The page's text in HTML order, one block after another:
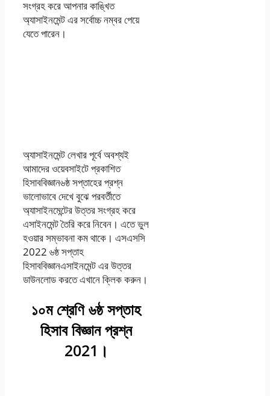
সংগ্রহ করে আপনার কাঙ্খিত
অ্যাসাইনমেন্ট এর সর্বোচ্চ নম্বর পেয়ে
যেতে পারেন।
অ্যাসাইনমেন্ট লেখার পূর্বে অবশ্যই
আমাদের ওয়েবসাইটে প্রকাশিত
হিসাববিজ্ঞান৬ষ্ঠ সপ্তাহের প্রশ্ন
ভালোভাবে দেখে বুঝে পরবর্তীতে
অ্যাসাইনমেন্টের উত্তর সংগ্রহ করে
এসাইনমেন্ট তৈরি করে নিবেন। এতে ভুল
হওয়ার সম্ভাবনা কম থাকে। এসএসসি
2022 ৬ষ্ঠ সপ্তাহ
হিসাববিজ্ঞানএসাইনমেন্ট এর উত্তর
ডাউনলোড করতে এখানে ক্লিক করুন।
১০ম শ্রেণি ৬ষ্ঠ সপ্তাহ
হিসাব বিজ্ঞান প্রশ্ন
2021।